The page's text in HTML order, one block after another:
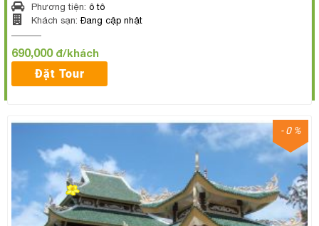
Phương tiện: ô tô
Khách sạn: Đang cập nhật
690,000 đ/khách
Đặt Tour
- 0 %